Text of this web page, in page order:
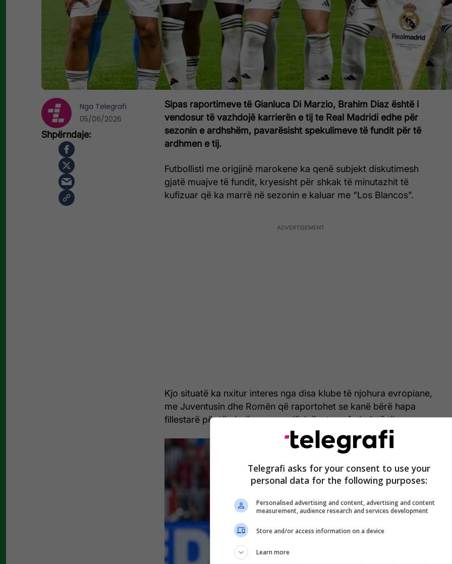
Sipas raportimeve të Gianluca Di Marzio, Brahim Diaz është i
vendosur të vazhdojë karrierën e tij te Real Madridi edhe për
sezonin e ardhshëm, pavarësisht spekulimeve të fundit për të
ardhmen e tij.
Futbollisti me origjinë marokene ka qenë subjekt diskutimesh
gjatë muajve të fundit, kryesisht për shkak të minutazhit të
kufizuar që ka marrë në sezonin e kaluar me “Los Blancos”.
Kjo situatë ka nxitur interes nga disa klube të njohura evropiane,
me Juventusin dhe Romën që raportohet se kanë bërë hapa
fillestarë për të vlerësuar mundësinë e transferimit të tij.
Nga Telegrafi
05/06/2026
Telegrafi asks for your consent to use your
personal data for the following purposes:
Personalised advertising and content, advertising and content
measurement, audience research and services development
Store and/or access information on a device
Learn more